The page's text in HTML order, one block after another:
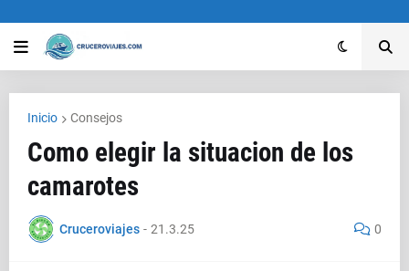
Inicio Consejos
Como elegir la situacion de los
camarotes
Cruceroviajes - 21.3.25 0